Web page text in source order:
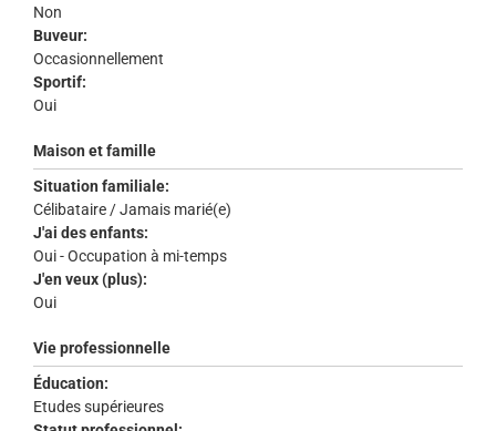
Non
Buveur:
Occasionnellement
Sportif:
Oui
Maison et famille
Situation familiale:
Célibataire / Jamais marié(e)
J'ai des enfants:
Oui - Occupation à mi-temps
J'en veux (plus):
Oui
Vie professionnelle
Éducation:
Etudes supérieures